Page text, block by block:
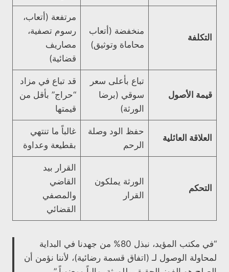
التكلفة
منخفضة (أتعاب
محاماة وتوثيق)
مرتفعة (أتعاب،
رسوم تصفية،
مصاريف
قضائية)
قيمة الأصول
تباع بأعلى سعر
سوقي (برضا
الورثة)
قد تباع في مزاد
“حراج” بأقل من
قيمتها
العلاقة العائلية
حفظ الود وصلة
الرحم
غالباً ما تنتهي
بقطيعة وعداوة
التحكم
الورثة يملكون
القرار
القرار بيد
القاضي
والمصفي
القضائي
“في مكتب المؤيد، نبذل 80% من جهدنا في البداية
لمحاولة الوصول لـ (اتفاق قسمة رضائية)، لأننا نؤمن أن